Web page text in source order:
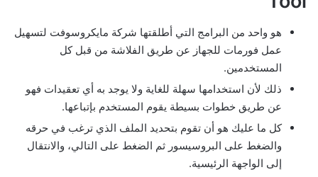
هو واحد من البرامج التي أطلقتها شركة مايكروسوفت لتسهيل
عمل فورمات للجهاز عن طريق الفلاشة من قبل كل
المستخدمين.
ذلك لأن استخدامها سهلة للغاية ولا يوجد به أي تعقيدات فهو
عن طريق خطوات بسيطة يقوم المستخدم بإتباعها.
كل ما عليك هو أن تقوم بتحديد الملف الذي ترغب في حرقه
والضغط على البروسيسور ثم الضغط على التالي، والانتقال
إلى الواجهة الرئيسية.